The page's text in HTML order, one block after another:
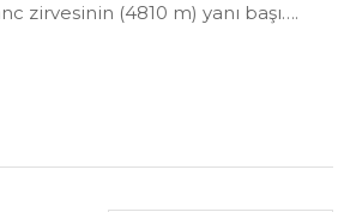
zirvesinin (4810 m) yanı başı….